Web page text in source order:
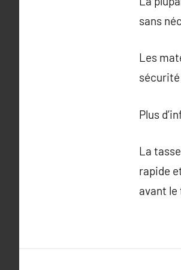
sans
Les
Plus
La
rapide
avant le